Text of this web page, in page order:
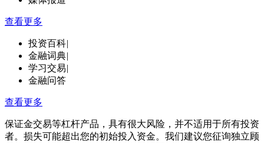
查看更多
投资百科|
金融词典|
学习交易|
金融问答
查看更多
保证金交易等杠杆产品，具有很大风险，并不适用于所有投资
者。损失可能超出您的初始投入资金。我们建议您征询独立顾